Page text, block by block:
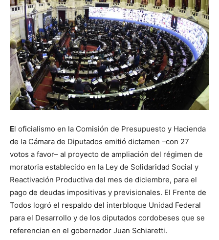
El oficialismo en la Comisión de Presupuesto y Hacienda
de la Cámara de Diputados emitió dictamen –con 27
votos a favor– al proyecto de ampliación del régimen de
moratoria establecido en la Ley de Solidaridad Social y
Reactivación Productiva del mes de diciembre, para el
pago de deudas impositivas y previsionales. El Frente de
Todos logró el respaldo del interbloque Unidad Federal
para el Desarrollo y de los diputados cordobeses que se
referencian en el gobernador Juan Schiaretti.